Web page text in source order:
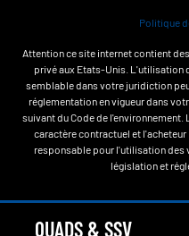
Politique
Attention ce site internet contient
privé aux Etats-Unis. L'utilisation
semblable dans votre juridiction
réglementation en vigueur dans
suivant du Code de
caractère contractuel et
responsable pour l'utilisation des
législation et
QUADS & SSV